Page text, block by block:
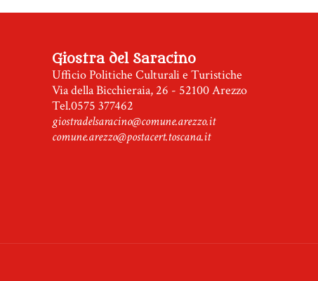
Giostra del Saracino
Ufficio Politiche Culturali e Turistiche
Via della Bicchieraia, 26 - 52100 Arezzo
Tel.0575 377462
giostradelsaracino@comune.arezzo.it
comune.arezzo@postacert.toscana.it